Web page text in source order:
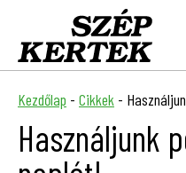
Kezdőlap - Cikkek -
Használjunk